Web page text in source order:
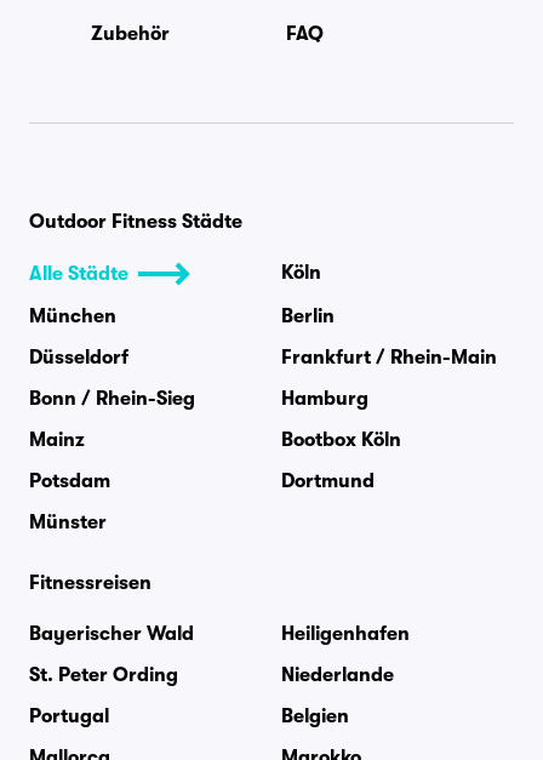
Zubehör FAQ
Outdoor Fitness Städte
Alle Städte
Köln
München
Berlin
Düsseldorf
Frankfurt / Rhein-Main
Bonn / Rhein-Sieg
Hamburg
Mainz
Bootbox Köln
Potsdam
Dortmund
Münster
Fitnessreisen
Bayerischer Wald
Heiligenhafen
St. Peter Ording
Niederlande
Portugal
Belgien